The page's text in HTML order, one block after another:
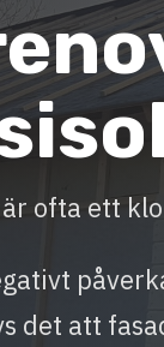
ofta ett
det att